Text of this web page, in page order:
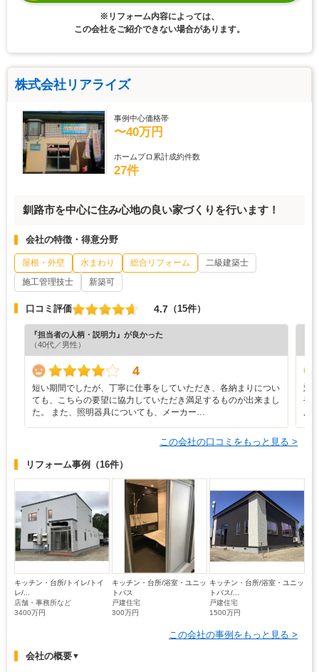
※リフォーム内容によっては、
この会社をご紹介できない場合があります。
株式会社リアライズ
事例中心価格帯
〜40万円
ホームプロ累計成約件数
27件
釧路市を中心に住み心地の良い家づくりを行います！
会社の特徴・得意分野
屋根・外壁 水まわり 総合リフォーム
二級建築士
施工管理技士
新築可
口コミ評価 4.7 （15件）
『担当者の人柄・説明力』が良かった
（40代／男性）
4
短い期間でしたが、丁寧に仕事をしていただき、各納まりについ
ても、こちらの要望に協力していただき満足するものが出来まし
た。 また、照明器具についても、メーカー…
対
発
この会社の口コミをもっと見る >
リフォーム事例 （16件）
キッチン・台所/トイレ/トイ
レ/...
店舗・事務所など
3400万円
キッチン・台所/浴室・ユニッ
トバス
戸建住宅
300万円
キッチン・台所/浴室・ユニッ
トバス/...
戸建住宅
1500万円
この会社の事例をもっと見る >
会社の概要▼